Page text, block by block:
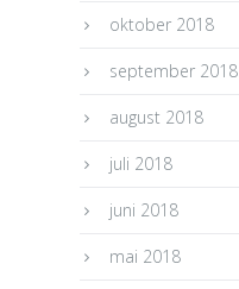
oktober 2018
september 2018
august 2018
juli 2018
juni 2018
mai 2018